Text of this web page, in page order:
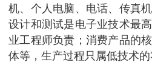
机、个人电脑、电话、传真
设计和测试是电子业技术最
业工程师负责；消费产品的
体等，生产过程只属低技术的